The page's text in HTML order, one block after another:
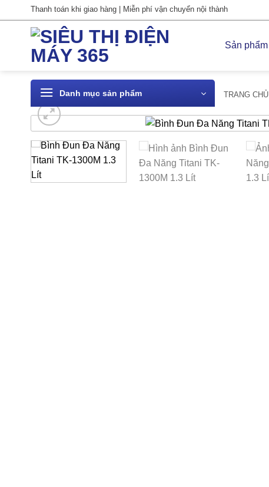
qua
Thanh toán khi giao hàng | Miễn phí vận chuyển nội thành
Sản phẩm
Danh mục sản phẩm TRANG CHỦ